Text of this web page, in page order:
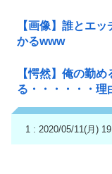
【画像】誰とエ
かるwww
【愕然】俺の勤
る・・・・・・理
1 : 2020/05/11(月)